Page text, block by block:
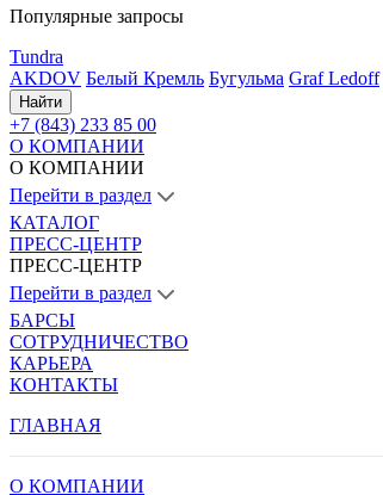
Популярные запросы
Tundra
AKDOV Белый Кремль Бугульма Graf Ledoff
Найти
+7 (843) 233 85 00
О КОМПАНИИ
О КОМПАНИИ
Перейти в раздел
КАТАЛОГ
ПРЕСС-ЦЕНТР
ПРЕСС-ЦЕНТР
Перейти в раздел
БАРСЫ
СОТРУДНИЧЕСТВО
КАРЬЕРА
КОНТАКТЫ
ГЛАВНАЯ
О КОМПАНИИ